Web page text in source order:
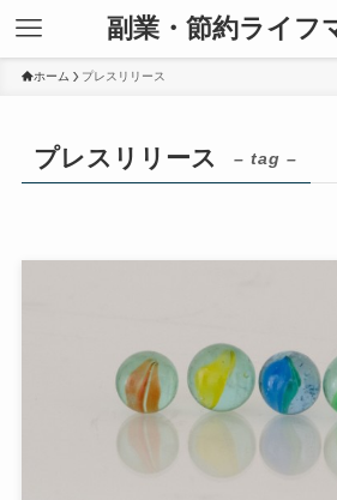
副業・節約ライフ
ホーム プレスリリース
プレスリリース – tag –